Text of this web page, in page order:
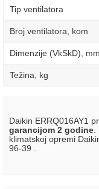
Tip ventilatora
Broj ventilatora, kom
Dimenzije (VkSkD), mm
Težina, kg
Daikin ERRQ016AY1
garancijom 2 godine
klimatskoj opremi
96-39 .